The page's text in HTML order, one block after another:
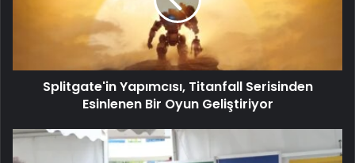
Splitgate'in Yapımcısı, Titanfall Serisinden
Esinlenen Bir Oyun Geliştiriyor